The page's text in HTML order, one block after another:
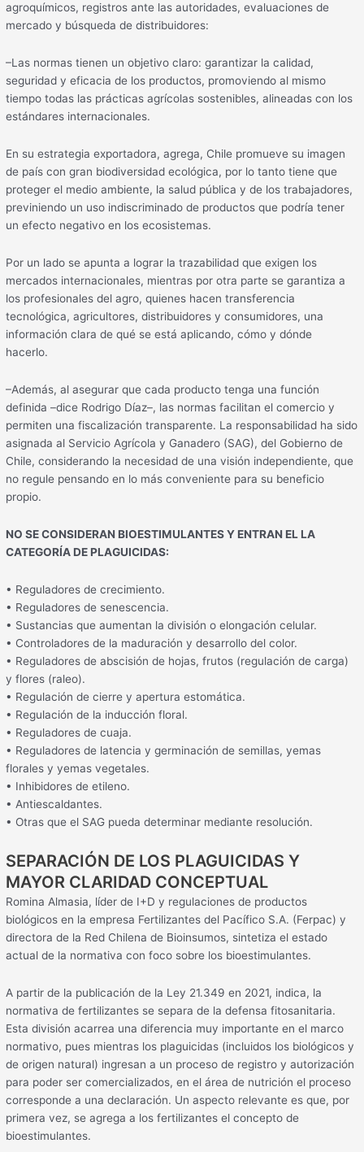
agroquímicos, registros ante las autoridades, evaluaciones de
mercado y búsqueda de distribuidores:
–Las normas tienen un objetivo claro: garantizar la calidad,
seguridad y eficacia de los productos, promoviendo al mismo
tiempo todas las prácticas agrícolas sostenibles, alineadas con los
estándares internacionales.
En su estrategia exportadora, agrega, Chile promueve su imagen
de país con gran biodiversidad ecológica, por lo tanto tiene que
proteger el medio ambiente, la salud pública y de los trabajadores,
previniendo un uso indiscriminado de productos que podría tener
un efecto negativo en los ecosistemas.
Por un lado se apunta a lograr la trazabilidad que exigen los
mercados internacionales, mientras por otra parte se garantiza a
los profesionales del agro, quienes hacen transferencia
tecnológica, agricultores, distribuidores y consumidores, una
información clara de qué se está aplicando, cómo y dónde
hacerlo.
–Además, al asegurar que cada producto tenga una función
definida –dice Rodrigo Díaz–, las normas facilitan el comercio y
permiten una fiscalización transparente. La responsabilidad ha sido
asignada al Servicio Agrícola y Ganadero (SAG), del Gobierno de
Chile, considerando la necesidad de una visión independiente, que
no regule pensando en lo más conveniente para su beneficio
propio.
NO SE CONSIDERAN BIOESTIMULANTES Y ENTRAN EL LA
CATEGORÍA DE PLAGUICIDAS:
• Reguladores de crecimiento.
• Reguladores de senescencia.
• Sustancias que aumentan la división o elongación celular.
• Controladores de la maduración y desarrollo del color.
• Reguladores de abscisión de hojas, frutos (regulación de carga)
y flores (raleo).
• Regulación de cierre y apertura estomática.
• Regulación de la inducción floral.
• Reguladores de cuaja.
• Reguladores de latencia y germinación de semillas, yemas
florales y yemas vegetales.
• Inhibidores de etileno.
• Antiescaldantes.
• Otras que el SAG pueda determinar mediante resolución.
SEPARACIÓN DE LOS PLAGUICIDAS Y
MAYOR CLARIDAD CONCEPTUAL
Romina Almasia, líder de I+D y regulaciones de productos
biológicos en la empresa Fertilizantes del Pacífico S.A. (Ferpac) y
directora de la Red Chilena de Bioinsumos, sintetiza el estado
actual de la normativa con foco sobre los bioestimulantes.
A partir de la publicación de la Ley 21.349 en 2021, indica, la
normativa de fertilizantes se separa de la defensa fitosanitaria.
Esta división acarrea una diferencia muy importante en el marco
normativo, pues mientras los plaguicidas (incluidos los biológicos y
de origen natural) ingresan a un proceso de registro y autorización
para poder ser comercializados, en el área de nutrición el proceso
corresponde a una declaración. Un aspecto relevante es que, por
primera vez, se agrega a los fertilizantes el concepto de
bioestimulantes.